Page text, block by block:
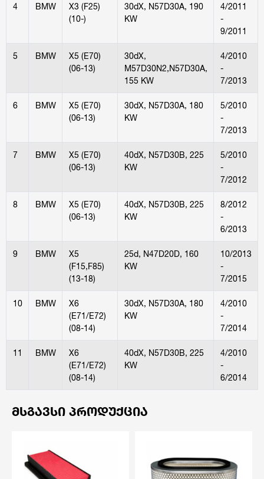
4 BMW
X3 (F25)
(10-)
30dX, N57D30A, 190
KW
4/2011
-
9/2011
5 BMW
X5 (E70)
(06-13)
30dX,
M57D30N2,N57D30A,
155 KW
4/2010
-
7/2013
6 BMW
X5 (E70)
(06-13)
30dX, N57D30A, 180
KW
5/2010
-
7/2013
7 BMW
X5 (E70)
(06-13)
40dX, N57D30B, 225
KW
5/2010
-
7/2012
8 BMW
X5 (E70)
(06-13)
40dX, N57D30B, 225
KW
8/2012
-
6/2013
9 BMW
X5
(F15,F85)
(13-18)
25d, N47D20D, 160
KW
10/2013
-
7/2015
10 BMW
X6
(E71/E72)
(08-14)
30dX, N57D30A, 180
KW
4/2010
-
7/2014
11 BMW
X6
(E71/E72)
(08-14)
40dX, N57D30B, 225
KW
4/2010
-
6/2014
ᲛᲡᲒᲐᲕᲡᲘ ᲞᲠᲝᲓᲣᲥᲪᲘᲐ